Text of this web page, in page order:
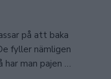
på att baka
fyller nämligen
har man pajen …